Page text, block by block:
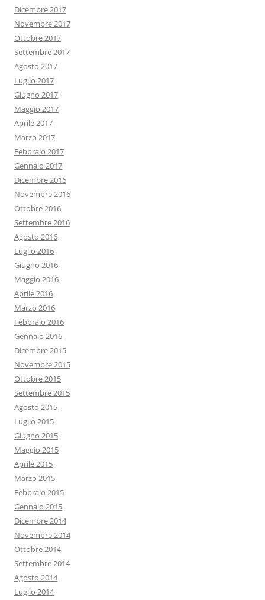
Dicembre 2017
Novembre 2017
Ottobre 2017
Settembre 2017
Agosto 2017
Luglio 2017
Giugno 2017
Maggio 2017
Aprile 2017
Marzo 2017
Febbraio 2017
Gennaio 2017
Dicembre 2016
Novembre 2016
Ottobre 2016
Settembre 2016
Agosto 2016
Luglio 2016
Giugno 2016
Maggio 2016
Aprile 2016
Marzo 2016
Febbraio 2016
Gennaio 2016
Dicembre 2015
Novembre 2015
Ottobre 2015
Settembre 2015
Agosto 2015
Luglio 2015
Giugno 2015
Maggio 2015
Aprile 2015
Marzo 2015
Febbraio 2015
Gennaio 2015
Dicembre 2014
Novembre 2014
Ottobre 2014
Settembre 2014
Agosto 2014
Luglio 2014